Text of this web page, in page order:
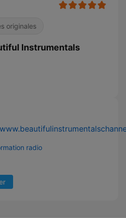
originales
Instrumentals
radio